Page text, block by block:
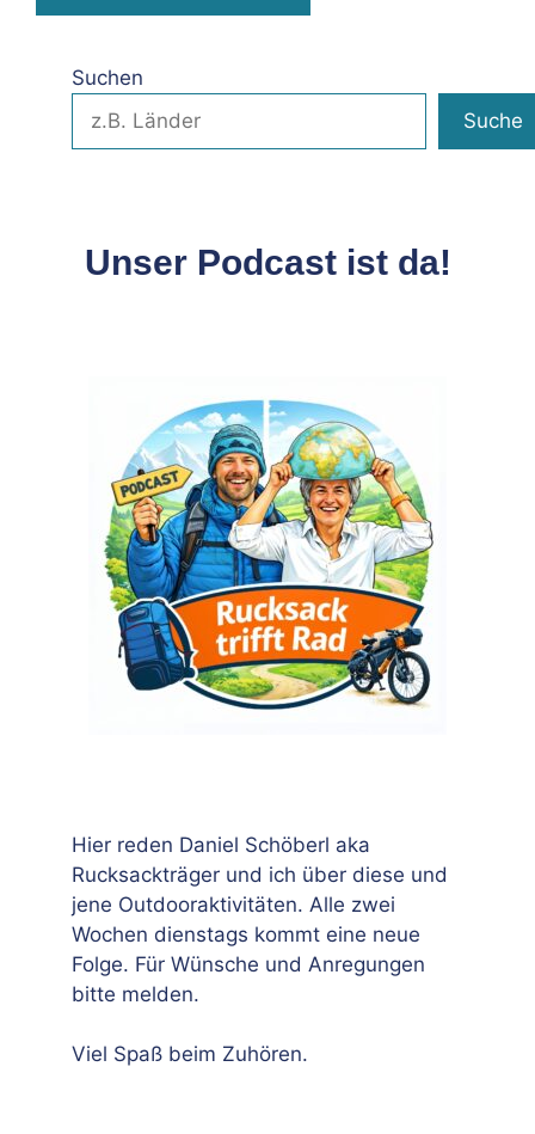
Suchen
Suche
Unser Podcast ist da!
Hier reden Daniel Schöberl aka
Rucksackträger und ich über diese und
jene Outdooraktivitäten. Alle zwei
Wochen dienstags kommt eine neue
Folge. Für Wünsche und Anregungen
bitte melden.
Viel Spaß beim Zuhören.